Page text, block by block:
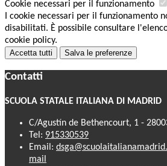
Cookie necessari per il funzionamento
I cookie necessari per il funzionamento
disabilitati. È possibile consultare
cookie policy.
Accetta tutti Salva le preferenze
Contatti
SCUOLA STATALE ITALIANA DI MADRID
C/Agustín de Bethencourt, 1 -
Tel: 915330539
Email:
mail